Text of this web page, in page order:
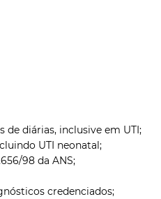
diárias, inclusive em UTI;
UTI neonatal;
98 da ANS;
credenciados;